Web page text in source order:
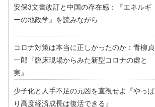
安保3文書改訂と中国の存在感：『エネルギ
ーの地政学』を読みながら
コロナ対策は本当に正しかったのか：青柳貞
一郎『臨床現場からみた新型コロナの虚と
実』
少子化と人手不足の元凶を直視せよ『やっぱ
り高度経済成長は復活できる』